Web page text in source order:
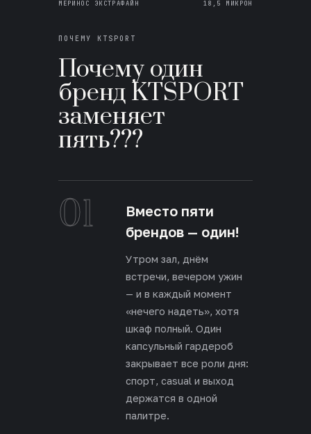
МЕРИНОС ЭКСТРАФАЙН 18,5 МИКРОН
ПОЧЕМУ KTSPORT
Почему один
бренд KTSPORT
заменяет
пять???
01
Вместо пяти
брендов — один!
Утром зал, днём
встречи, вечером ужин
— и в каждый момент
«нечего надеть», хотя
шкаф полный. Один
капсульный гардероб
закрывает все роли дня:
спорт, casual и выход
держатся в одной
палитре.